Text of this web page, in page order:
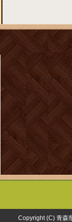
Copyright (C) 青森